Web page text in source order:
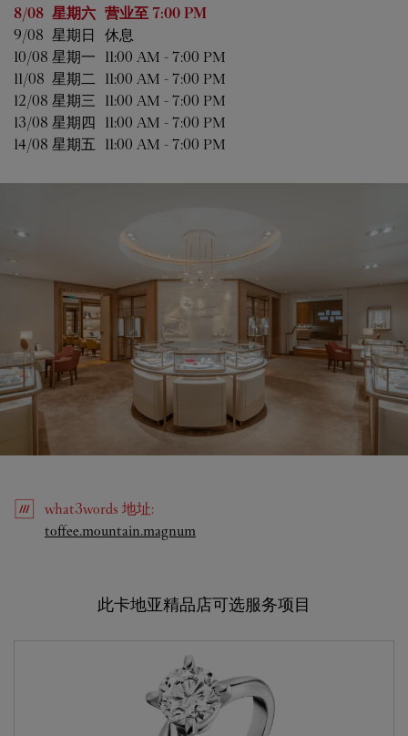
星期营业时间
8/08 星期六 营业至 7:00 PM
9/08 星期日
休息
10/08 星期一 11:00 AM - 7:00 PM
11/08 星期二 11:00 AM - 7:00 PM
12/08 星期三 11:00 AM - 7:00 PM
13/08 星期四 11:00 AM - 7:00 PM
14/08 星期五 11:00 AM - 7:00 PM
what3words 地址:
toffee.mountain.magnum
此卡地亚精品店可选服务项目